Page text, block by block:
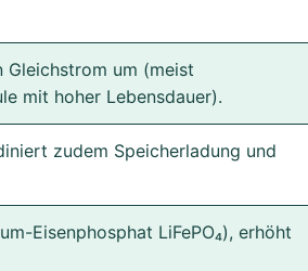
Gleichstrom um (meist
mit hoher Lebensdauer).
zudem Speicherladung und
Eisenphosphat LiFePO₄), erhöht